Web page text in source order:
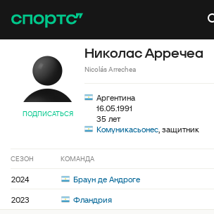
ПОДПИСАТЬСЯ
Николас Арречеа
Nicolás Arrechea
Аргентина
16.05.1991
35 лет
Комуникасьонес, защитник
СЕЗОН КОМАНДА
2024 Браун де Андроге
2023
Фландрия